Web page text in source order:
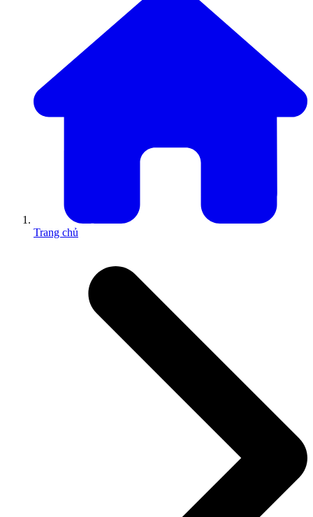
Trang chủ